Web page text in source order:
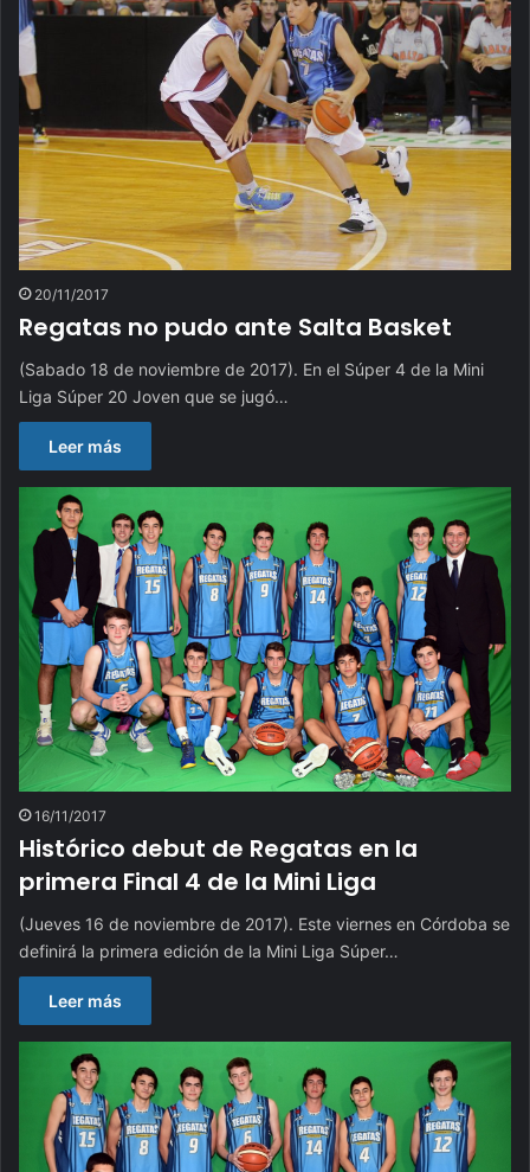
20/11/2017
Regatas no pudo ante Salta Basket
(Sabado 18 de noviembre de 2017). En el Súper 4 de la Mini
Liga Súper 20 Joven que se jugó…
Leer más
16/11/2017
Histórico debut de Regatas en la
primera Final 4 de la Mini Liga
(Jueves 16 de noviembre de 2017). Este viernes en Córdoba se
definirá la primera edición de la Mini Liga Súper…
Leer más